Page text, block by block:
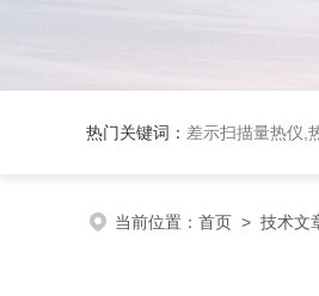
热门关键词： 差示扫描量热仪
当前位置： 首页 > 技术文